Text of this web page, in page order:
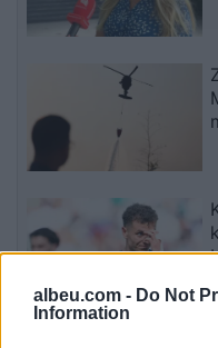
albeu.com - Do Not
Information